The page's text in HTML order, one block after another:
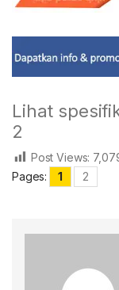
Lihat
2
Post Views:
Pages:
1 2